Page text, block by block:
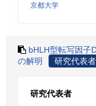
京都大学
bHLH型転写因子
の解明
研究代表者
研究代表者